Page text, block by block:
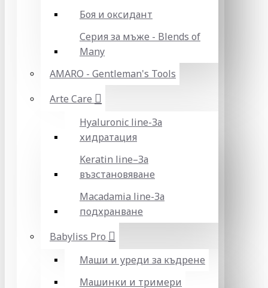
Боя и оксидант
Серия за мъже - Blends of
Many
AMARO - Gentleman's Tools
Arte Care
Hyaluronic line-За
хидратация
Keratin line–За
възстановяване
Macadamia line-За
подхранване
Babyliss Pro
Маши и уреди за къдрене
Машинки и тримери